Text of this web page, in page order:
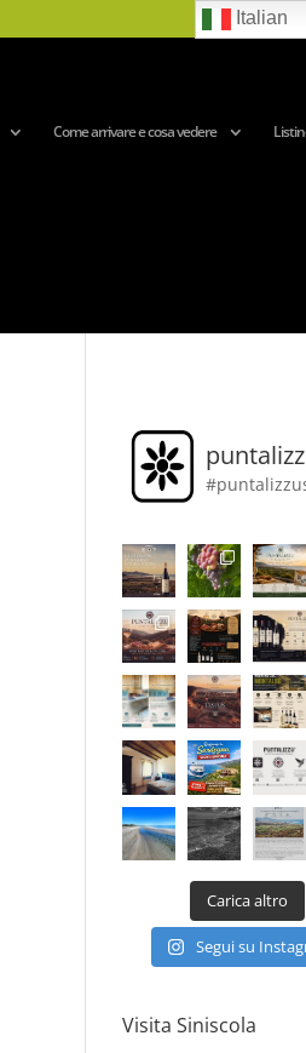
Come arrivare e cosa vedere
Carica altro
Segui su
Visita Siniscola
Italian